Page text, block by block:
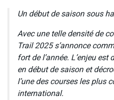
Un début de saison sous
Avec une telle densité de
Trail 2025 s’annonce
fort de l’année. L’enjeu
en début de saison et
l’une des courses les plus
international.